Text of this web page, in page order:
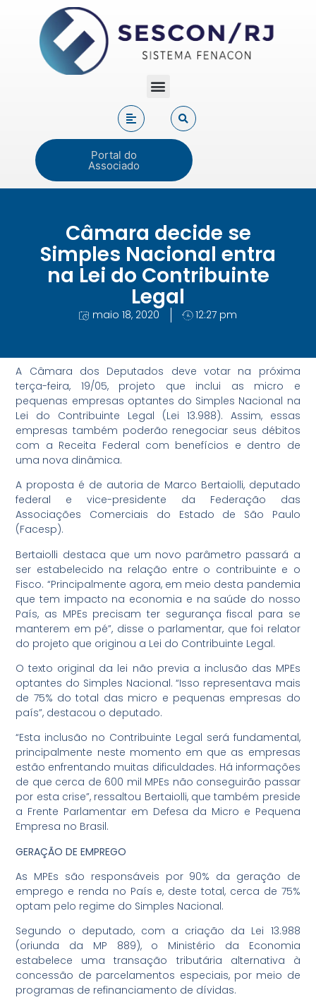
Portal do
Associado
Câmara decide se
Simples Nacional entra
na Lei do Contribuinte
Legal
maio 18, 2020 12:27 pm
A Câmara dos Deputados deve votar na próxima
terça-feira, 19/05, projeto que inclui as micro e
pequenas empresas optantes do Simples Nacional na
Lei do Contribuinte Legal (Lei 13.988). Assim, essas
empresas também poderão renegociar seus débitos
com a Receita Federal com benefícios e dentro de
uma nova dinâmica.
A proposta é de autoria de Marco Bertaiolli, deputado
federal e vice-presidente da Federação das
Associações Comerciais do Estado de São Paulo
(Facesp).
Bertaiolli destaca que um novo parâmetro passará a
ser estabelecido na relação entre o contribuinte e o
Fisco. “Principalmente agora, em meio desta pandemia
que tem impacto na economia e na saúde do nosso
País, as MPEs precisam ter segurança fiscal para se
manterem em pé”, disse o parlamentar, que foi relator
do projeto que originou a Lei do Contribuinte Legal.
O texto original da lei não previa a inclusão das MPEs
optantes do Simples Nacional. “Isso representava mais
de 75% do total das micro e pequenas empresas do
país”, destacou o deputado.
“Esta inclusão no Contribuinte Legal será fundamental,
principalmente neste momento em que as empresas
estão enfrentando muitas dificuldades. Há informações
de que cerca de 600 mil MPEs não conseguirão passar
por esta crise”, ressaltou Bertaiolli, que também preside
a Frente Parlamentar em Defesa da Micro e Pequena
Empresa no Brasil.
GERAÇÃO DE EMPREGO
As MPEs são responsáveis por 90% da geração de
emprego e renda no País e, deste total, cerca de 75%
optam pelo regime do Simples Nacional.
Segundo o deputado, com a criação da Lei 13.988
(oriunda da MP 889), o Ministério da Economia
estabelece uma transação tributária alternativa à
concessão de parcelamentos especiais, por meio de
programas de refinanciamento de dívidas.